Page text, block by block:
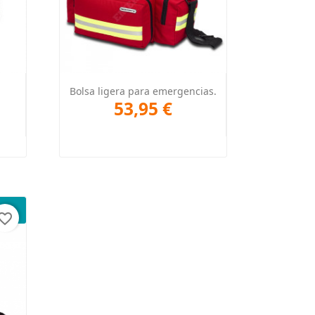
Vista rápida
Bolsa ligera para emergencias.
53,95 €